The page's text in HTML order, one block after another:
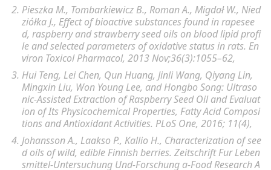
Pieszka M., Tombarkiewicz B., Roman A., Migdał W., Nied
ziółka J., Effect of bioactive substances found in rapesee
d, raspberry and strawberry seed oils on blood lipid profi
le and selected parameters of oxidative status in rats. En
viron Toxicol Pharmacol, 2013 Nov;36(3):1055–62,
Hui Teng, Lei Chen, Qun Huang, Jinli Wang, Qiyang Lin,
Mingxin Liu, Won Young Lee, andHongbo Song: Ultraso
nic-Assisted Extraction of Raspberry Seed Oil and Evaluat
ion of Its Physicochemical Properties, Fatty Acid Composi
tions and Antioxidant Activities. PLoS One, 2016; 11(4),
Johansson A., Laakso P., Kallio H., Characterization of see
d oils of wild, edible Finnish berries. Zeitschrift Fur Leben
smittel-Untersuchung Und-Forschung a-Food Research A